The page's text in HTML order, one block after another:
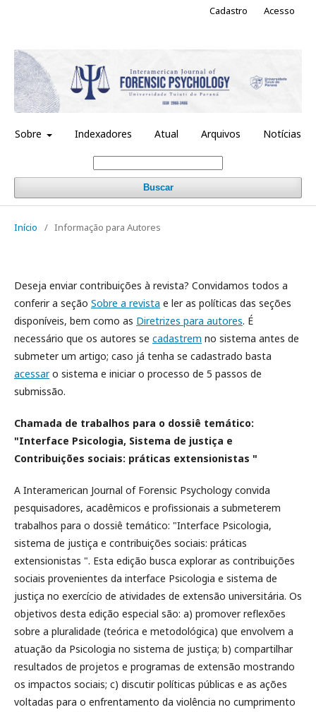
Sobre Indexadores Atual Arquivos Notícias
Buscar
Cadastro Acesso
Início / Informação para Autores
Deseja enviar contribuições à revista? Convidamos todos a
conferir a seção Sobre a revista e ler as políticas das seções
disponíveis, bem como as Diretrizes para autores. É
necessário que os autores se cadastrem no sistema antes de
submeter um artigo; caso já tenha se cadastrado basta
acessaro sistema e iniciar o processo de 5 passos de
submissão.
Chamada de trabalhos para o dossiê temático:
"Interface Psicologia, Sistema de justiça e
Contribuições sociais: práticas extensionistas "
A Interamerican Journal of Forensic Psychology convida
pesquisadores, acadêmicos e profissionais a submeterem
trabalhos para o dossiê temático: "Interface Psicologia,
sistema de justiça e contribuições sociais: práticas
extensionistas ". Esta edição busca explorar as contribuições
sociais provenientes da interface Psicologia e sistema de
justiça no exercício de atividades de extensão universitária. Os
objetivos desta edição especial são: a) promover reflexões
sobre a pluralidade (teórica e metodológica) que envolvem a
atuação da Psicologia no sistema de justiça; b) compartilhar
resultados de projetos e programas de extensão mostrando
os impactos sociais; c) discutir políticas públicas e as ações
voltadas para o enfrentamento da violência no cumprimento